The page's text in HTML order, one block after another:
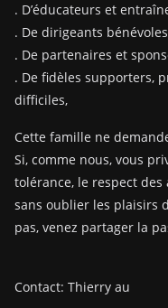
. D’éducateurs et
. De dirigeants
. De partenaires et
. De fidèles supporters,
difficiles,
Cette famille ne
Si, comme nous, vous
tolérance, le respect des
sans oublier les plaisirs
pas, venez partager la
Contact: Thierry